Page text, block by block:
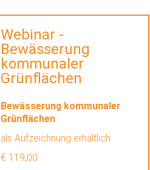
Webinar -
Bewässerung
kommunaler
Grünflächen
Bewässerung kommunaler
Grünflächen
als Aufzeichnung erhältlich
€ 119,00